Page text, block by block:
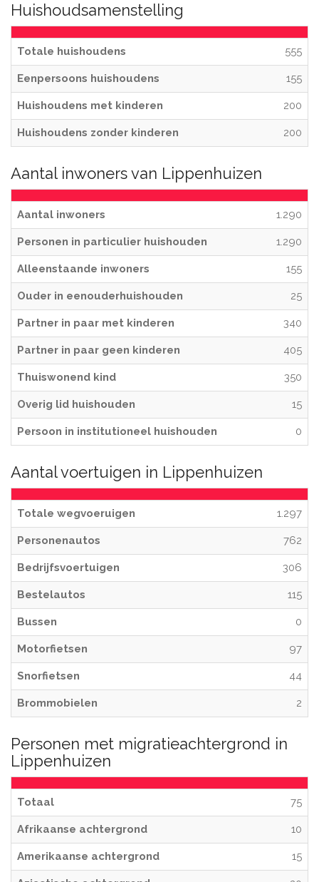
Huishoudsamenstelling
Totale huishoudens 555
Eenpersoons huishoudens 155
Huishoudens met kinderen 200
Huishoudens zonder kinderen 200
Aantal inwoners van Lippenhuizen
Aantal inwoners 1.290
Personen in particulier huishouden 1.290
Alleenstaande inwoners 155
Ouder in eenouderhuishouden 25
Partner in paar met kinderen 340
Partner in paar geen kinderen 405
Thuiswonend kind 350
Overig lid huishouden 15
Persoon in institutioneel huishouden 0
Aantal voertuigen in Lippenhuizen
Totale wegvoeruigen 1.297
Personenautos 762
Bedrijfsvoertuigen 306
Bestelautos 115
Bussen 0
Motorfietsen 97
Snorfietsen 44
Brommobielen 2
Personen met migratieachtergrond in
Lippenhuizen
Totaal 75
Afrikaanse achtergrond 10
Amerikaanse achtergrond 15